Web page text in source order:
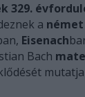
329.
a
Eisenach
Bach